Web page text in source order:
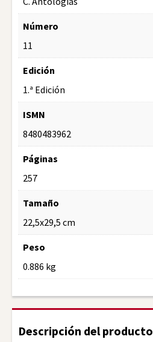
Número
11
Edición
1.ª Edición
ISMN
8480483962
Páginas
257
Tamaño
22,5x29,5 cm
Peso
0.886 kg
Descripción del producto